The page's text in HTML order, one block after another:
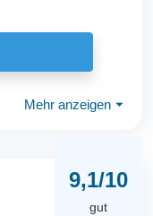
Mehr anzeigen ⏷
9,1/10
gut